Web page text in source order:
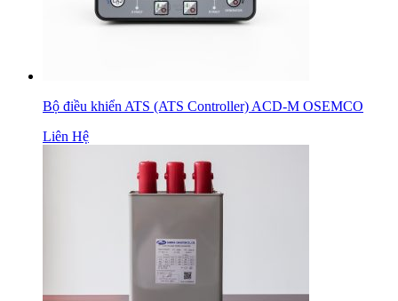
Bộ điều khiển ATS (ATS Controller) ACD-M OSEMCO
Liên Hệ